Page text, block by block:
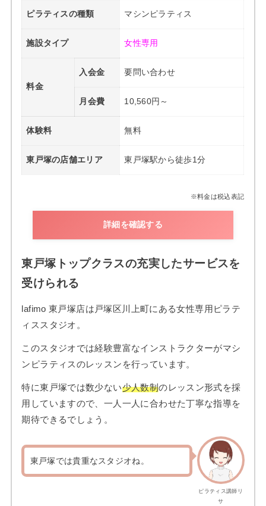
ピラティスの種類 マシンピラティス
施設タイプ 女性専用
料金
入会金 要問い合わせ
月会費 10,560円～
体験料 無料
東戸塚の店舗エリア 東戸塚駅から徒歩1分
※料金は税込表記
詳細を確認する
東戸塚トップクラスの充実したサービスを
受けられる
lafimo 東戸塚店は戸塚区川上町にある女性専用ピラテ
ィススタジオ。
このスタジオでは経験豊富なインストラクターがマシ
ンピラティスのレッスンを行っています。
特に東戸塚では数少ない少人数制のレッスン形式を採
用していますので、一人一人に合わせた丁寧な指導を
期待できるでしょう。
ピラティス講師リ
サ
東戸塚では貴重なスタジオね。